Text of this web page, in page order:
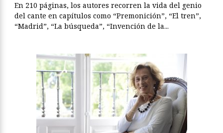
En 210 páginas, los autores recorren la vida del genio
del cante en capítulos como “Premonición”, “El tren”,
“Madrid”, “La búsqueda”, “Invención de la...